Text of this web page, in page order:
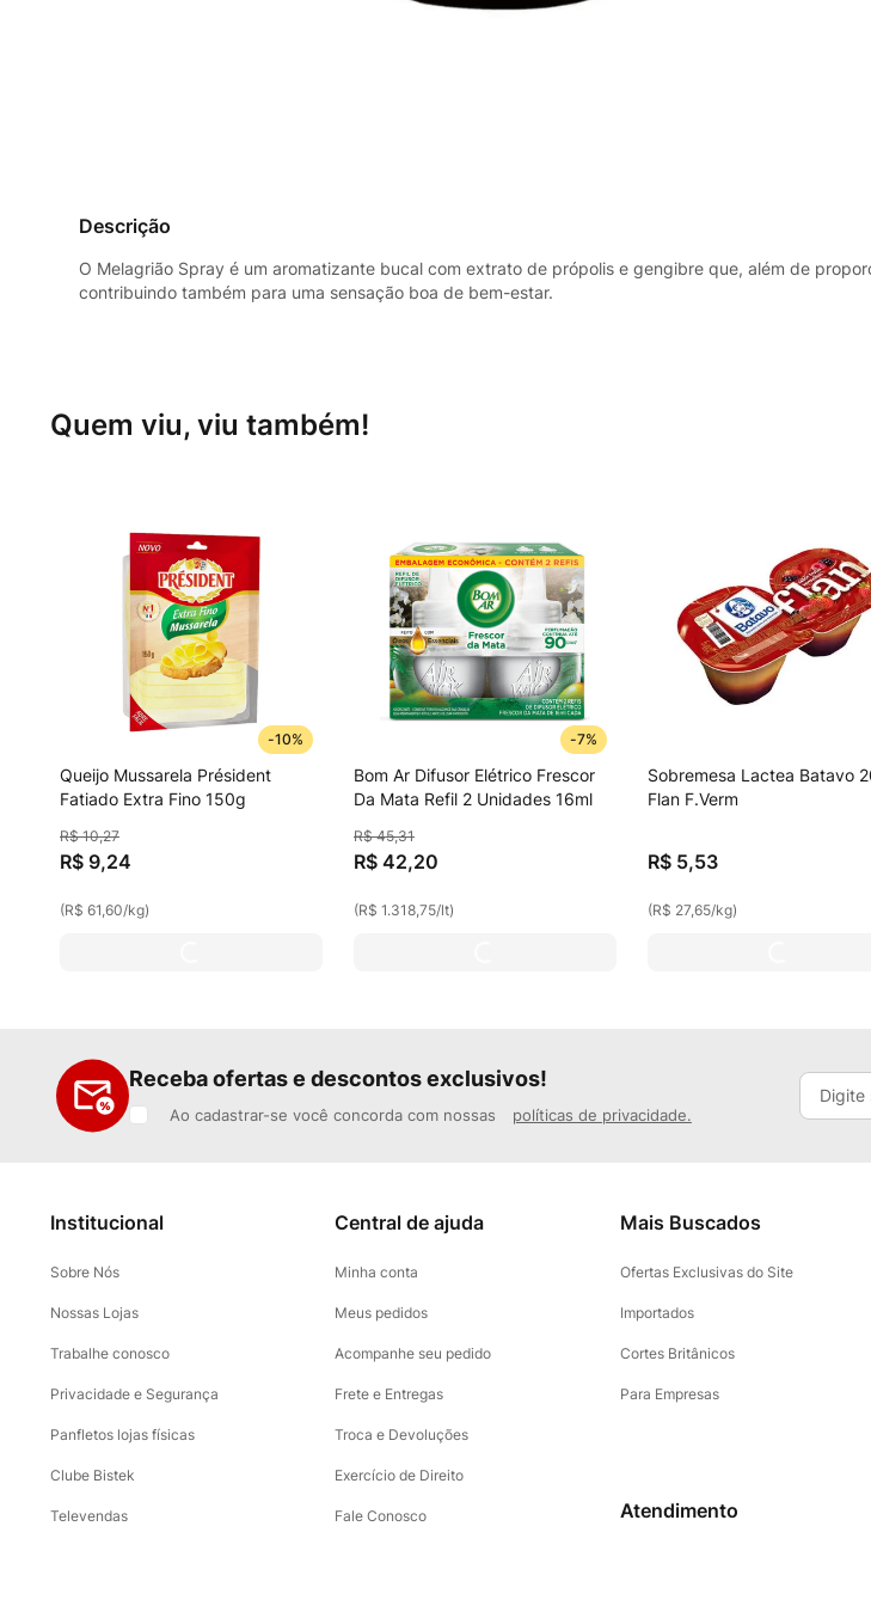
Descrição
O Melagrião Spray é um aromatizante bucal com extrato de própolis e gengibre que, além de
contribuindo também para uma sensação boa de bem-estar.
Quem viu, viu também!
-10%
Queijo Mussarela Président
Fatiado Extra Fino 150g
R$ 10,27
R$ 9,24
(R$ 61,60/kg)
-7%
Bom Ar Difusor Elétrico Frescor
Da Mata Refil 2 Unidades 16ml
R$ 45,31
R$ 42,20
(R$ 1.318,75/lt)
Sobremesa Lactea Batavo
Flan F.Verm
R$ 5,53
(R$ 27,65/kg)
Receba ofertas e descontos exclusivos!
Ao cadastrar-se você concorda com nossas políticas de privacidade.
Institucional
Sobre Nós
Nossas Lojas
Trabalhe conosco
Privacidade e Segurança
Panfletos lojas físicas
Clube Bistek
Televendas
Central de ajuda
Minha conta
Meus pedidos
Acompanhe seu pedido
Frete e Entregas
Troca e Devoluções
Exercício de Direito
Fale Conosco
Mais Buscados
Ofertas Exclusivas do Site
Importados
Cortes Britânicos
Para Empresas
Atendimento